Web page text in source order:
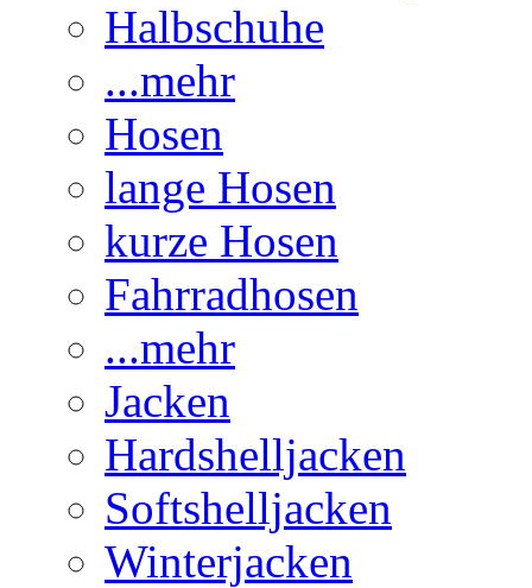
Halbschuhe
...mehr
Hosen
lange Hosen
kurze Hosen
Fahrradhosen
...mehr
Jacken
Hardshelljacken
Softshelljacken
Winterjacken